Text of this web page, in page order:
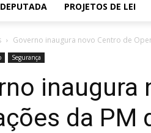
PROJETOS DE LEI
Governo inaugura novo Centro de
Segurança
inaugura
da PM